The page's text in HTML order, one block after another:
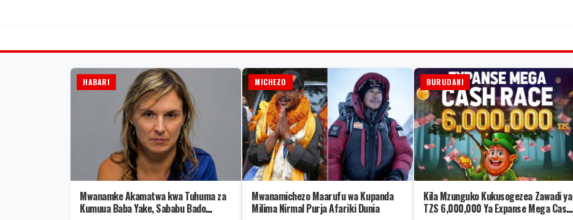
HABARI
Mwanamke Akamatwa kwa Tuhuma za
Kumuua Baba Yake, Sababu Bado
MICHEZO
Mwanamichezo Maarufu wa Kupanda
Milima Nirmal Purja Afariki Dunia
BURUDANI
Kila Mzunguko Kukusogezea Zawadi ya
TZS 6,000,000 Ya Expanse Mega Cash